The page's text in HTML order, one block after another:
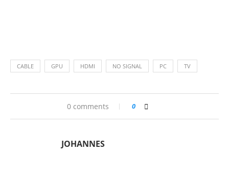
CABLE GPU HDMI NO SIGNAL PC TV
0 comments 0
JOHANNES